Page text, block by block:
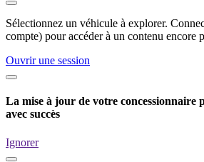
Sélectionnez un véhicule à explorer.
compte) pour accéder à un contenu encore
Ouvrir une session
La mise à jour de votre concessionnaire
avec succès
Ignorer